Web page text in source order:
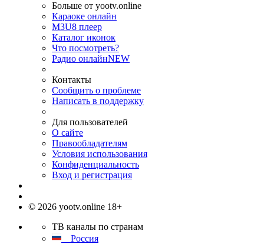
Больше от yootv.online
Караоке онлайн
M3U8 плеер
Каталог иконок
Что посмотреть?
Радио онлайнNEW
Контакты
Сообщить о проблеме
Написать в поддержку
Для пользователей
О сайте
Правообладателям
Условия использования
Конфиденциальность
Вход и регистрация
© 2026 yootv.online 18+
ТВ каналы по странам
Россия